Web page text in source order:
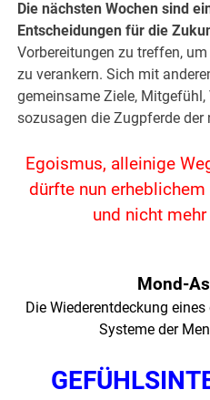
Die nächsten Wochen sind
Entscheidungen für die
Vorbereitungen zu treffen,
zu verankern. Sich mit
gemeinsame Ziele, Mitgefühl,
sozusagen die Zugpferde der
Egoismus, alleinige
dürfte nun
und nicht
Mond-
Die Wiederentdeckung
Systeme der